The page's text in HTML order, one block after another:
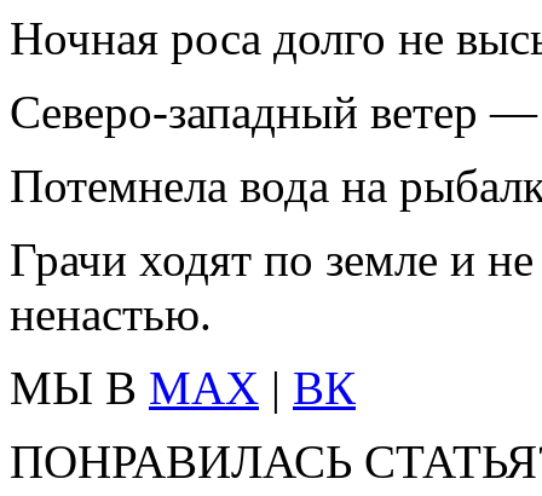
Ночная роса долго не
Северо‑западный ветер
Потемнела вода на
Грачи ходят по земле и
ненастью.
МЫ В MAX | ВК
ПОНРАВИЛАСЬ